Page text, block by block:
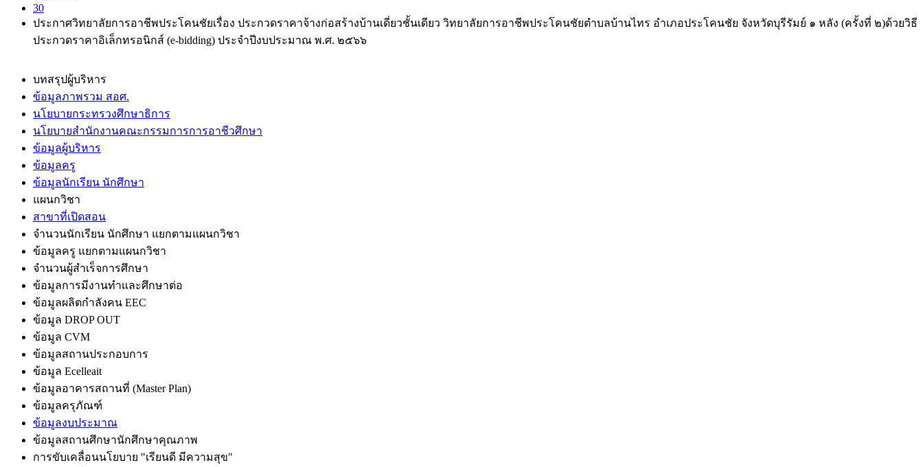
30
ประกาศวิทยาลัยการอาชีพประโคนชัยเรื่อง ประกวดราคาจ้างก่อสร้างบ้านเดี่ยวชั้นเดียว วิทยาลัยการอาชีพประโคนชัยตำบลบ้านไทร อำเภอประโคนชัย จังหวัดบุรีรัมย์ ๑ หลัง (ครั้งที่ ๒)ด้วยวิธี
ประกวดราคาอิเล็กทรอนิกส์ (e-bidding) ประจำปีงบประมาณ พ.ศ. ๒๕๖๖
บทสรุปผู้บริหาร
ข้อมูลภาพรวม สอศ.
นโยบายกระทรวงศึกษาธิการ
นโยบายสำนักงานคณะกรรมการการอาชีวศึกษา
ข้อมูลผู้บริหาร
ข้อมูลครู
ข้อมูลนักเรียน นักศึกษา
แผนกวิชา
สาขาที่เปิดสอน
จำนวนนักเรียน นักศึกษา แยกตามแผนกวิชา
ข้อมูลครู แยกตามแผนกวิชา
จำนวนผู้สำเร็จการศึกษา
ข้อมูลการมีงานทำและศึกษาต่อ
ข้อมูลผลิตกำลังคน EEC
ข้อมูล DROP OUT
ข้อมูล CVM
ข้อมูลสถานประกอบการ
ข้อมูล Ecelleait
ข้อมูลอาคารสถานที่ (Master Plan)
ข้อมูลครุภัณฑ์
ข้อมูลงบประมาณ
ข้อมูลสถานศึกษานักศึกษาคุณภาพ
การขับเคลื่อนนโยบาย "เรียนดี มีความสุข"